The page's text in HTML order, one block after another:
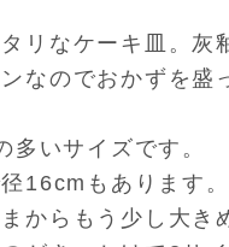
リなケーキ皿。灰
なのでおかずを盛
多いサイズです。
16cmもあります
からもう少し大き